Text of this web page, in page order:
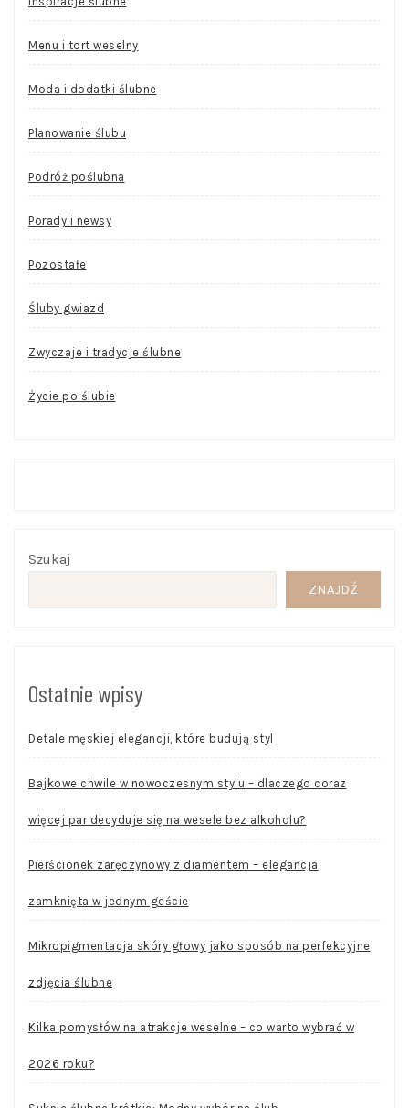
Menu i tort weselny
Moda i dodatki ślubne
Planowanie ślubu
Podróż poślubna
Porady i newsy
Pozostałe
Śluby gwiazd
Zwyczaje i tradycje ślubne
Życie po ślubie
Szukaj
ZNAJDŹ
Ostatnie wpisy
Detale męskiej elegancji, które budują styl
Bajkowe chwile w nowoczesnym stylu – dlaczego coraz
więcej par decyduje się na wesele bez alkoholu?
Pierścionek zaręczynowy z diamentem – elegancja
zamknięta w jednym geście
Mikropigmentacja skóry głowy jako sposób na perfekcyjne
zdjęcia ślubne
Kilka pomysłów na atrakcje weselne – co warto wybrać w
2026 roku?